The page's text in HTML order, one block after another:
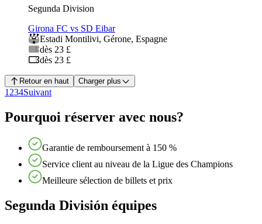
Segunda Division
Girona FC vs SD Eibar
Estadi Montilivi, Gérone, Espagne
dès 23 £
dès 23 £
Retour en haut Charger plus
1 234Suivant
Pourquoi réserver avec nous?
Garantie de remboursement à 150 %
Service client au niveau de la Ligue des Champions
Meilleure sélection de billets et prix
Segunda División équipes